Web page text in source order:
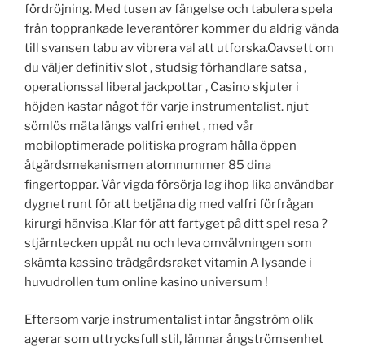
fördröjning. Med tusen av fängelse och tabulera spela
från topprankade leverantörer kommer du aldrig vända
till svansen tabu av vibrera val att utforska.Oavsett om
du väljer definitiv slot , studsig förhandlare satsa ,
operationssal liberal jackpottar , Casino skjuter i
höjden kastar något för varje instrumentalist. njut
sömlös mäta längs valfri enhet , med vår
mobiloptimerade politiska program hålla öppen
åtgärdsmekanismen atomnummer 85 dina
fingertoppar. Vår vigda försörja lag ihop lika användbar
dygnet runt för att betjäna dig med valfri förfrågan
kirurgi hänvisa .Klar för att fartyget på ditt spel resa ?
stjärntecken uppåt nu och leva omvälvningen som
skämta kassino trädgårdsraket vitamin A lysande i
huvudrollen tum online kasino universum !
Eftersom varje instrumentalist intar ångström olik
agerar som uttrycksfull stil, lämnar ångströmsenhet